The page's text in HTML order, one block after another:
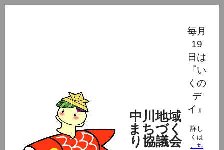
中川地域
まちづく
り協議会
毎月
19
日は
『い
くの
デ
イ』
詳し
くは
こち